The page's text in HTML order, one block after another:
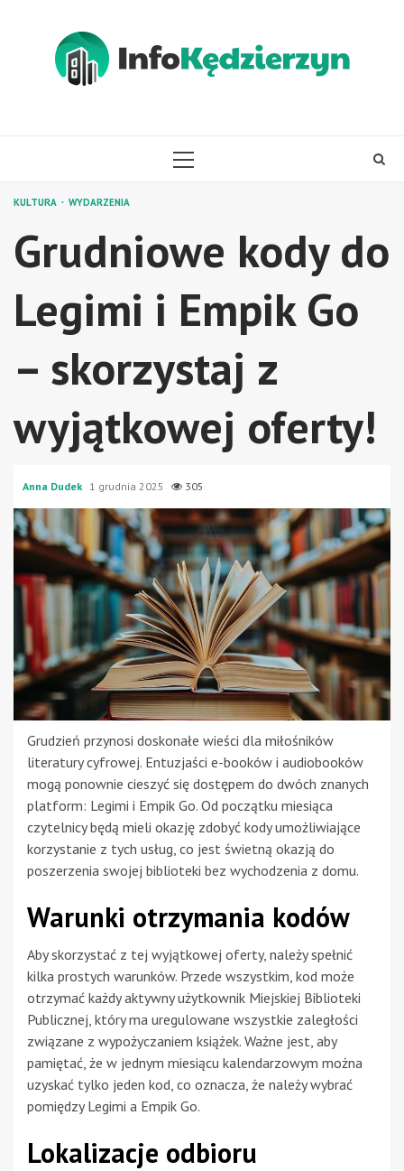
PRIMARY
KULTURA WYDARZENIA
Grudniowe kody do
Legimi i Empik Go
– skorzystaj z
wyjątkowej oferty!
Anna Dudek 1 grudnia 2025 305
Grudzień przynosi doskonałe wieści dla miłośników
literatury cyfrowej. Entuzjaści e-booków i audiobooków
mogą ponownie cieszyć się dostępem do dwóch znanych
platform: Legimi i Empik Go. Od początku miesiąca
czytelnicy będą mieli okazję zdobyć kody umożliwiające
korzystanie z tych usług, co jest świetną okazją do
poszerzenia swojej biblioteki bez wychodzenia z domu.
Warunki otrzymania kodów
Aby skorzystać z tej wyjątkowej oferty, należy spełnić
kilka prostych warunków. Przede wszystkim, kod może
otrzymać każdy aktywny użytkownik Miejskiej Biblioteki
Publicznej, który ma uregulowane wszystkie zaległości
związane z wypożyczaniem książek. Ważne jest, aby
pamiętać, że w jednym miesiącu kalendarzowym można
uzyskać tylko jeden kod, co oznacza, że należy wybrać
pomiędzy Legimi a Empik Go.
Lokalizacje odbioru